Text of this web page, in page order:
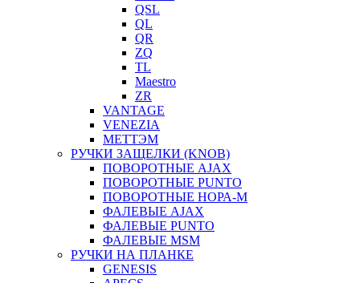
QSL
QL
QR
ZQ
TL
Maestro
ZR
VANTAGE
VENEZIA
МЕТТЭМ
РУЧКИ ЗАЩЕЛКИ (KNOB)
ПОВОРОТНЫЕ AJAX
ПОВОРОТНЫЕ PUNTO
ПОВОРОТНЫЕ НОРА-М
ФАЛЕВЫЕ AJAX
ФАЛЕВЫЕ PUNTO
ФАЛЕВЫЕ MSM
РУЧКИ НА ПЛАНКЕ
GENESIS